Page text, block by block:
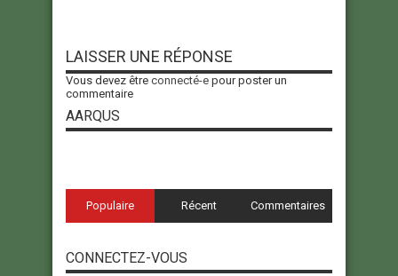
LAISSER UNE RÉPONSE
Vous devez être connecté-e pour poster un
commentaire
AARQUS
Populaire Récent Commentaires
CONNECTEZ-VOUS